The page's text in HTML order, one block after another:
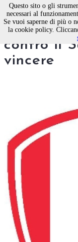
Basket,
contro il
vincere
Questo sito o gli
necessari al
Se vuoi saperne di più o
la cookie policy.